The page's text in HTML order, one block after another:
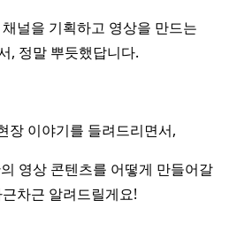
널을 기획하고 영상을 만드는
, 정말 뿌듯했답니다.
장 이야기를 들려드리면서,
영상 콘텐츠를 어떻게 만들어갈
차근 알려드릴게요!